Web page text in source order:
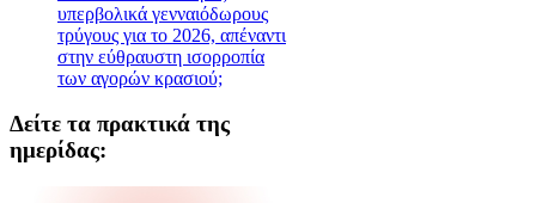
υπερβολικά γενναιόδωρους
τρύγους για το 2026, απέναντι
στην εύθραυστη ισορροπία
των αγορών κρασιού;
Δείτε τα πρακτικά της
ημερίδας: